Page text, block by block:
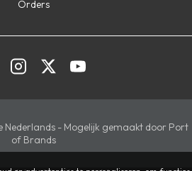
Orders
Nederlands - Mogelijk gemaakt door Port
of Brands